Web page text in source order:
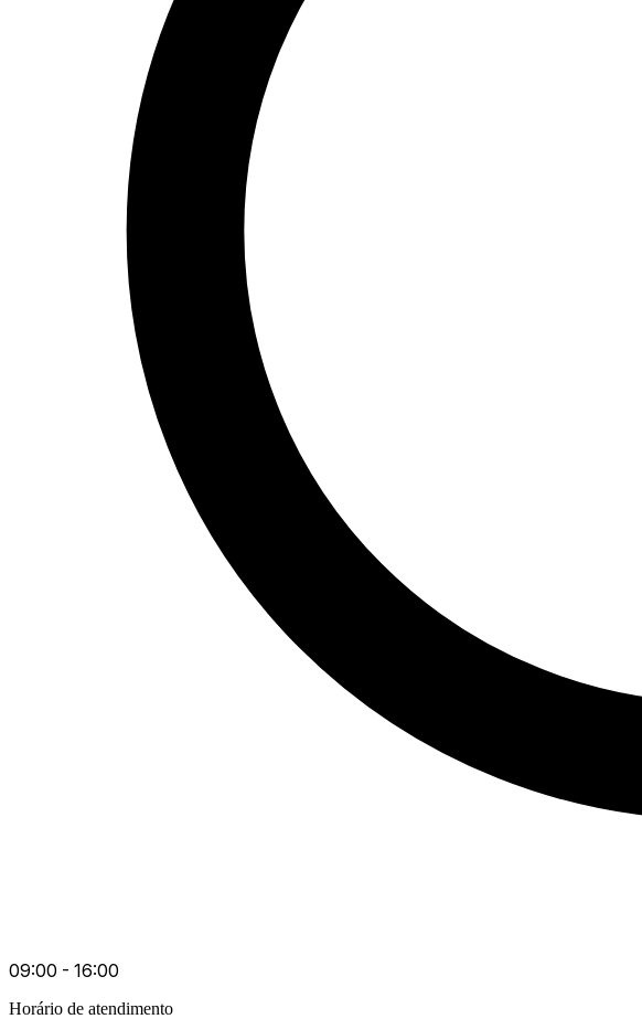
09:00 - 16:00
Horário de atendimento